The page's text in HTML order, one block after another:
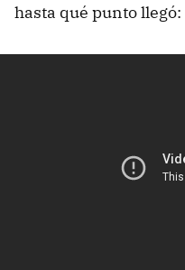
hasta qué punto llegó: